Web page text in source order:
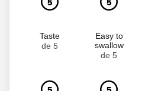
Taste
de 5
Easy to
swallow
de 5